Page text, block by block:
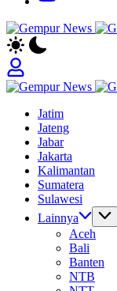
Jelajah
Informasi
Dunia
Tanpa
Informasi
Dunia
Tanpa
Batas
Jatim
Jateng
Jabar
Jakarta
Kalimantan
Sumatera
Sulawesi
Lainnya
Aceh
Bali
Banten
NTB